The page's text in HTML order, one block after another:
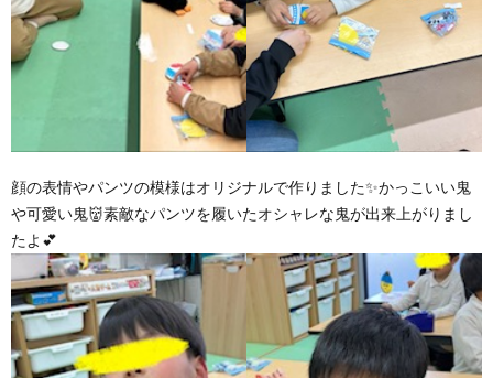
顔の表情やパンツの模様はオリジナルで作りました✨かっこいい鬼
や可愛い鬼👹素敵なパンツを履いたオシャレな鬼が出来上がりまし
たよ💕